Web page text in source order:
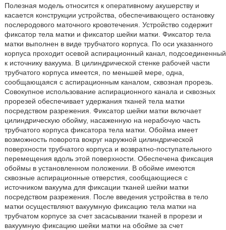
Полезная модель относится к оперативному акушерству и
касается конструкции устройства, обеспечивающего остановку
послеродового маточного кровотечения. Устройство содержит
фиксатор тела матки и фиксатор шейки матки. Фиксатор тела
матки выполнен в виде трубчатого корпуса. По оси указанного
корпуса проходит осевой аспирационный канал, подсоединенный
к источнику вакуума. В цилиндрической стенке рабочей части
трубчатого корпуса имеется, по меньшей мере, одна,
сообщающаяся с аспирационным каналом, сквозная прорезь.
Совокупное использование аспирационного канала и сквозных
прорезей обеспечивает удержания тканей тела матки
посредством разрежения. Фиксатор шейки матки включает
цилиндрическую обойму, насаженную на нерабочую часть
трубчатого корпуса фиксатора тела матки. Обойма имеет
возможность поворота вокруг наружной цилиндрической
поверхности трубчатого корпуса и возвратно-поступательного
перемещения вдоль этой поверхности. Обеспечена фиксация
обоймы в установленном положении. В обойме имеются
сквозные аспирационные отверстия, сообщающиеся с
источником вакуума для фиксации тканей шейки матки
посредством разрежения. После введения устройства в тело
матки осуществляют вакуумную фиксацию тела матки на
трубчатом корпусе за счет засасывании тканей в прорези и
вакуумную фиксацию шейки матки на обойме за счет